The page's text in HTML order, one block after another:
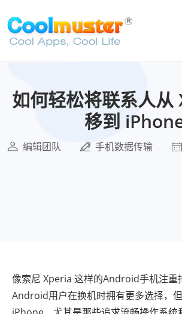
如何轻松将联系人
移到
编辑团队 手机数据传输
像索尼 Xperia 这样的Android手机注重
Android用户在换机时拥有更多选择，